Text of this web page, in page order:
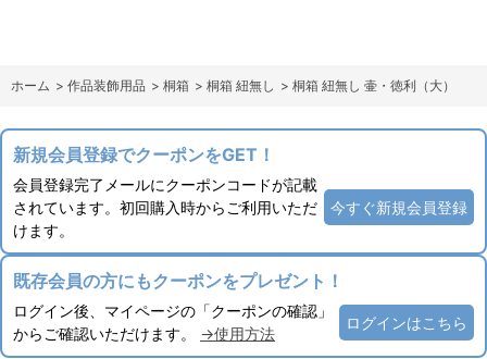
ホーム > 作品装飾用品 > 桐箱 > 桐箱 紐無し > 桐箱 紐無し 壷・徳利（大）
新規会員登録でクーポンをGET！
会員登録完了メールにクーポンコードが記載
されています。初回購入時からご利用いただ
けます。
今すぐ新規会員登録
既存会員の方にもクーポンをプレゼント！
ログイン後、マイページの「クーポンの確認」
からご確認いただけます。 →使用方法
ログインはこちら